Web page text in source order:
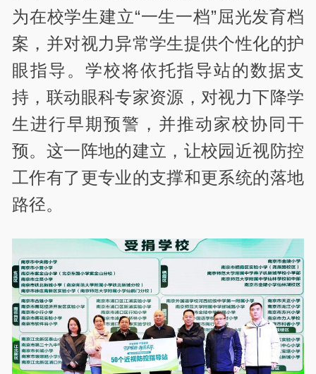
为在校学生建立“一生一档”屈光发育档
案，并对视力异常学生提供个性化的护
眼指导。学校将依托指导站的数据支
持，联动眼科专家资源，对视力下降学
生进行早期预警，并推动家校协同干
预。这一阵地的建立，让校园近视防控
工作有了更专业的支撑和更系统的落地
路径。